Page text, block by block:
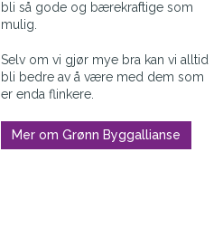
bli så gode og bærekraftige som
mulig.
Selv om vi gjør mye bra kan vi alltid
bli bedre av å være med dem som
er enda flinkere.
Mer om Grønn Byggallianse